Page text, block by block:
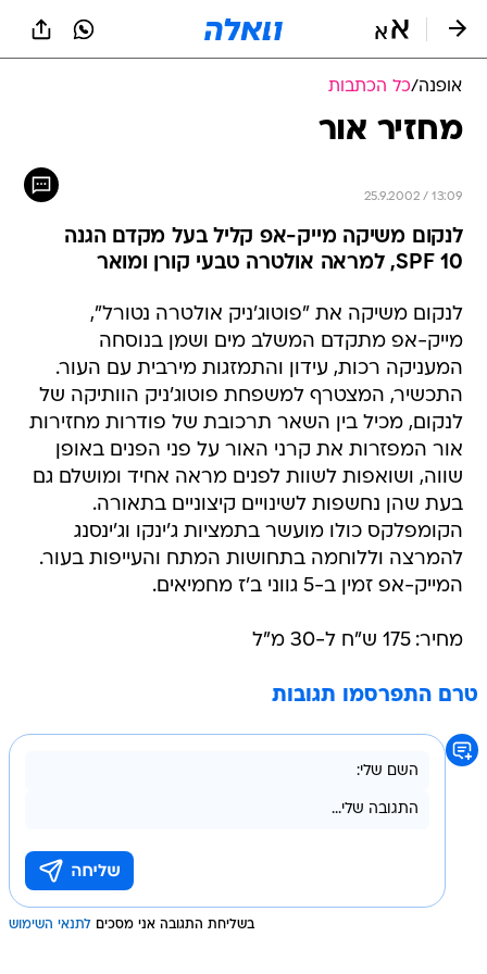
אופנה/כל הכתבות
מחזיר אור
25.9.2002 / 13:09
לנקום משיקה מייק-אפ קליל בעל מקדם הגנה
SPF 10, למראה אולטרה טבעי קורן ומואר
לנקום משיקה את "פוטוג'ניק אולטרה נטורל",
מייק-אפ מתקדם המשלב מים ושמן בנוסחה
המעניקה רכות, עידון והתמזגות מירבית עם העור.
התכשיר, המצטרף למשפחת פוטוג'ניק הוותיקה של
לנקום, מכיל בין השאר תרכובת של פודרות מחזירות
אור המפזרות את קרני האור על פני הפנים באופן
שווה, ושואפות לשוות לפנים מראה אחיד ומושלם גם
בעת שהן נחשפות לשינויים קיצוניים בתאורה.
הקומפלקס כולו מועשר בתמציות ג'ינקו וג'ינסנג
להמרצה וללוחמה בתחושות המתח והעייפות בעור.
המייק-אפ זמין ב-5 גווני ב'ז מחמיאים.
מחיר: 175 ש"ח ל-30 מ"ל
טרם התפרסמו תגובות
בשליחת התגובה אני מסכים לתנאי השימוש